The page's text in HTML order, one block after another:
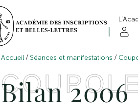
Accueil / Séances et manifestations /
Bilan 2006